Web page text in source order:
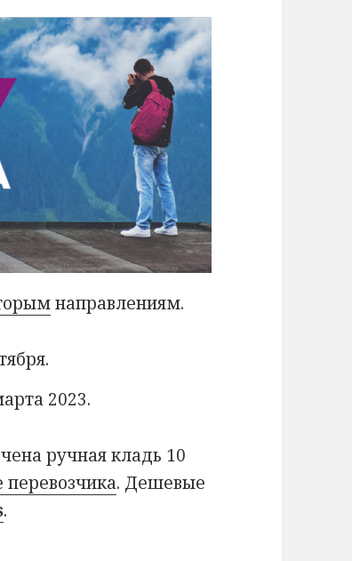
направлениям.
2023.
ручная кладь 10
перевозчика. Дешевые
.